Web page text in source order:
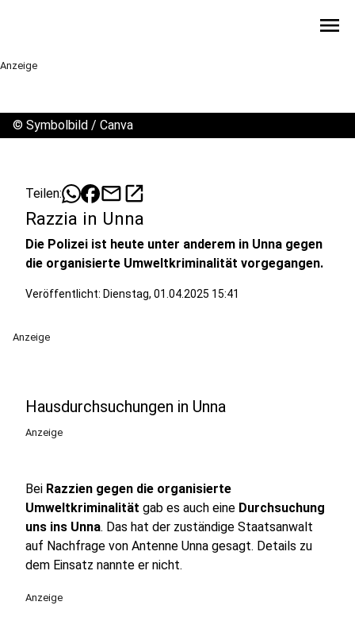
menu
Anzeige
© Symbolbild / Canva
Teilen: mailopen_in_new
Razzia in Unna
Die Polizei ist heute unter anderem in Unna gegen
die organisierte Umweltkriminalität vorgegangen.
Veröffentlicht: Dienstag, 01.04.2025 15:41
Anzeige
Hausdurchsuchungen in Unna
Anzeige
Bei Razzien gegen die organisierte
Umweltkriminalität gab es auch eine Durchsuchung
uns ins Unna. Das hat der zuständige Staatsanwalt
auf Nachfrage von Antenne Unna gesagt. Details zu
dem Einsatz nannte er nicht.
Anzeige